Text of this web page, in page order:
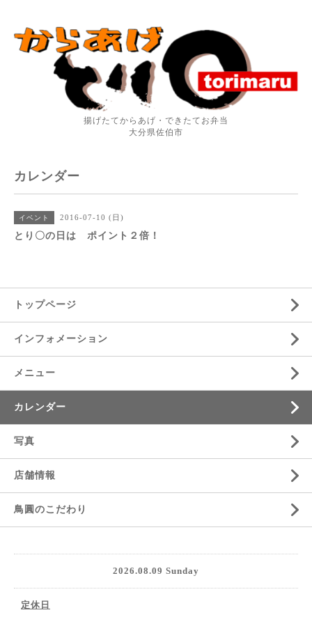
揚げたてからあげ・できたてお弁当
大分県佐伯市
カレンダー
イベント 2016-07-10 (日)
とり〇の日は ポイント２倍！
トップページ
インフォメーション
メニュー
カレンダー
写真
店舗情報
鳥圓のこだわり
2026.08.09 Sunday
定休日